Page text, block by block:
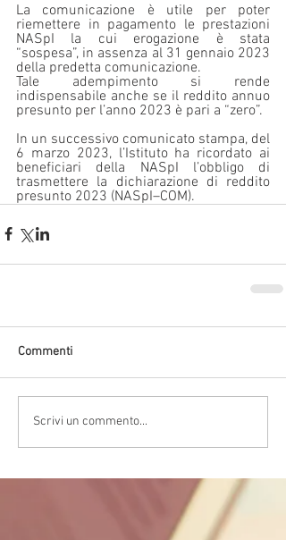
La comunicazione è utile per poter
riemettere in pagamento le prestazioni
NASpI la cui erogazione è stata
“sospesa”, in assenza al 31 gennaio 2023
della predetta comunicazione.
Tale adempimento si rende
indispensabile anche se il reddito annuo
presunto per l’anno 2023 è pari a “zero”.
In un successivo comunicato stampa, del
6 marzo 2023, l’Istituto ha ricordato ai
beneficiari della NASpI l’obbligo di
trasmettere la dichiarazione di reddito
presunto 2023 (NASpI–COM).
Commenti
Scrivi un commento...